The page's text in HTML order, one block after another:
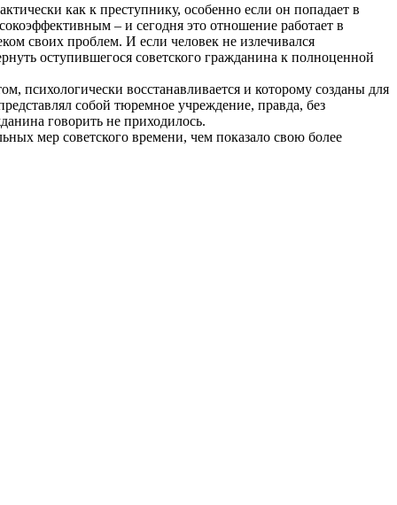
как к преступнику, особенно если он попадает в
– и сегодня это отношение работает в
своих проблем. И если человек не излечивался
оступившегося советского гражданина к полноценной
психологически восстанавливается и которому созданы для
собой тюремное учреждение, правда, без
говорить не приходилось.
мер советского времени, чем показало свою более